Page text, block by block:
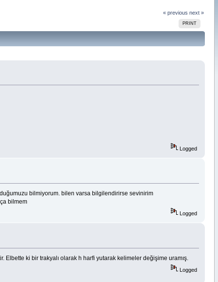
« previous next »
PRINT
Logged
bilmiyorum. bilen varsa bilgilendirirse sevinirim
bilmem
Logged
ki bir trakyalı olarak h harfi yutarak kelimeler değişime uramış.
Logged